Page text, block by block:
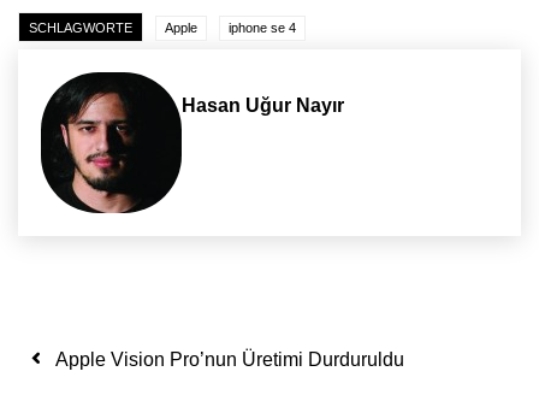
SCHLAGWORTE Apple iphone se 4
Hasan Uğur Nayır
Yazı dolaşımı
Apple Vision Pro’nun Üretimi Durduruldu